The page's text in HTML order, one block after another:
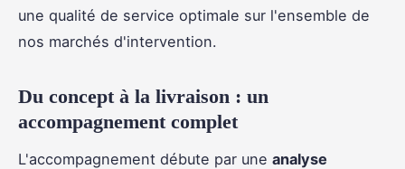
une qualité de service optimale sur l'ensemble de
nos marchés d'intervention.
Du concept à la livraison : un
accompagnement complet
L'accompagnement débute par une analyse